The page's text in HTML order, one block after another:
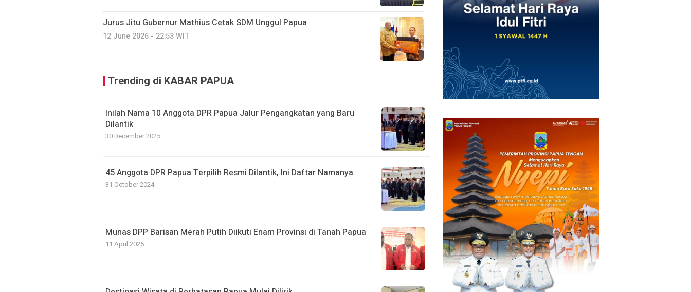
Jurus Jitu Gubernur Mathius Cetak SDM Unggul Papua
12 June 2026 - 22:53 WIT
Trending di KABAR PAPUA
Inilah Nama 10 Anggota DPR Papua Jalur Pengangkatan yang Baru
Dilantik
30 December 2025
45 Anggota DPR Papua Terpilih Resmi Dilantik, Ini Daftar Namanya
31 October 2024
Munas DPP Barisan Merah Putih Diikuti Enam Provinsi di Tanah Papua
11 April 2025